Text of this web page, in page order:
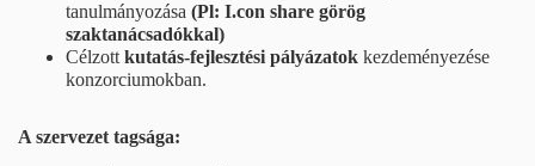
tanulmányozása (Pl: I.con share görög
szaktanácsadókkal)
Célzott kutatás-fejlesztési pályázatok kezdeményezése
konzorciumokban.
A szervezet tagsága: